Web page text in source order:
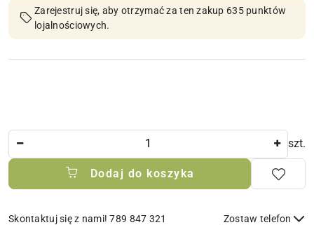
Zarejestruj się, aby otrzymać za ten zakup 635 punktów
lojalnościowych.
szt.
Dodaj do koszyka
Skontaktuj się z nami! 789 847 321 Zostaw telefon